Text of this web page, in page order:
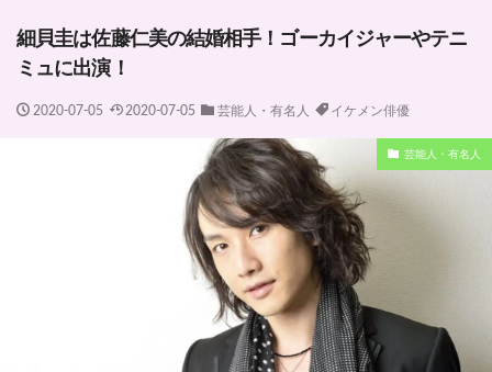
細貝圭は佐藤仁美の結婚相手！ゴーカイジャーやテニ
ミュに出演！
2020-07-05 2020-07-05 芸能人・有名人 イケメン俳優
芸能人・有名人